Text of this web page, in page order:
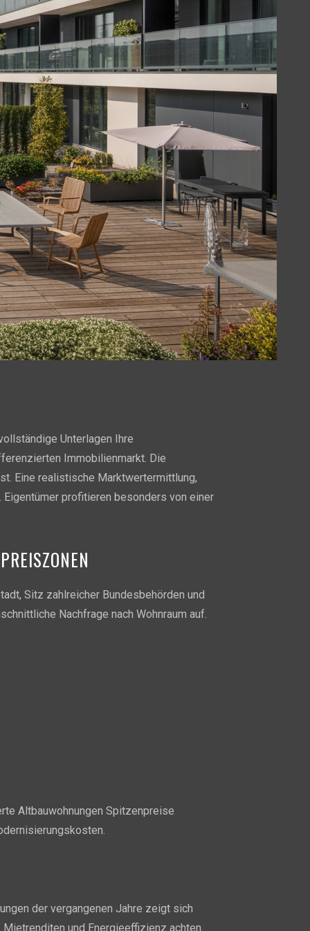
Unterlagen Ihre
Immobilienmarkt. Die
Eine realistische Marktwertermittlung,
profitieren besonders von einer
Sitz zahlreicher Bundesbehörden und
Nachfrage nach Wohnraum auf.
Altbauwohnungen Spitzenpreise
der vergangenen Jahre zeigt sich
und Energieeffizienz achten.